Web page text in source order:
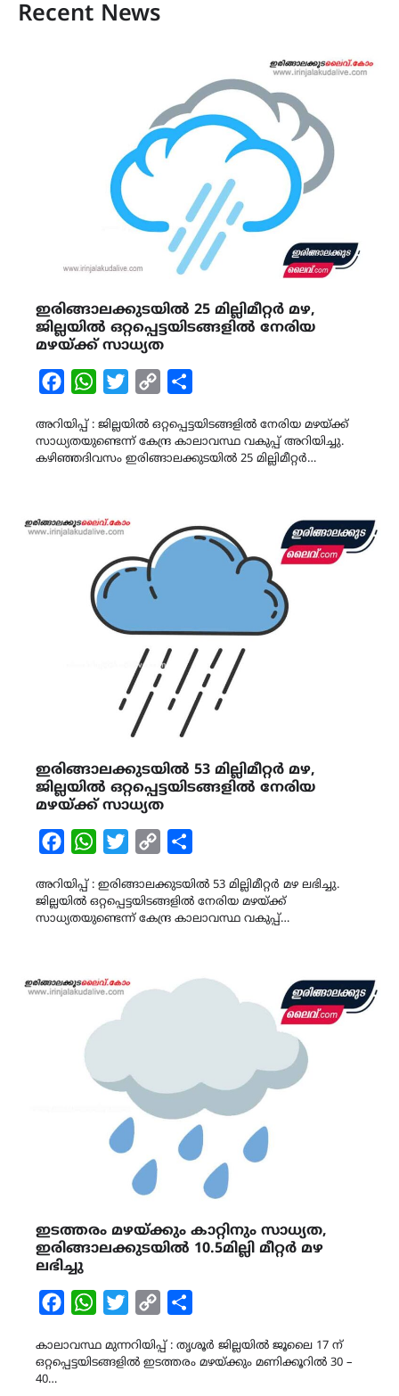
Recent News
ഇരിങ്ങാലക്കുടയിൽ 25 മില്ലിമീറ്റർ മഴ,
ജില്ലയിൽ ഒറ്റപ്പെട്ടയിടങ്ങളിൽ നേരിയ
മഴയ്ക്ക് സാധ്യത
FacebookWhatsAppTwitterCopy
അറിയിപ്പ് : ജില്ലയിൽ ഒറ്റപ്പെട്ടയിടങ്ങളിൽ നേരിയ മഴയ്ക്ക്
സാധ്യതയുണ്ടെന്ന് കേന്ദ്ര കാലാവസ്ഥ വകുപ്പ് അറിയിച്ചു.
കഴിഞ്ഞദിവസം ഇരിങ്ങാലക്കുടയിൽ 25 മില്ലിമീറ്റർ…
ഇരിങ്ങാലക്കുടയിൽ 53 മില്ലിമീറ്റർ മഴ,
ജില്ലയിൽ ഒറ്റപ്പെട്ടയിടങ്ങളിൽ നേരിയ
മഴയ്ക്ക് സാധ്യത
FacebookWhatsAppTwitterCopy
അറിയിപ്പ് : ഇരിങ്ങാലക്കുടയിൽ 53 മില്ലിമീറ്റർ മഴ ലഭിച്ചു.
ജില്ലയിൽ ഒറ്റപ്പെട്ടയിടങ്ങളിൽ നേരിയ മഴയ്ക്ക്
സാധ്യതയുണ്ടെന്ന് കേന്ദ്ര കാലാവസ്ഥ വകുപ്പ്…
ഇടത്തരം മഴയ്ക്കും കാറ്റിനും സാധ്യത,
ഇരിങ്ങാലക്കുടയിൽ 10.5മില്ലി മീറ്റർ മഴ
ലഭിച്ചു
FacebookWhatsAppTwitterCopy
കാലാവസ്ഥ മുന്നറിയിപ്പ് : തൃശൂർ ജില്ലയിൽ ജൂലൈ 17 ന്
ഒറ്റപ്പെട്ടയിടങ്ങളിൽ ഇടത്തരം മഴയ്ക്കും മണിക്കൂറിൽ 30 –
40…